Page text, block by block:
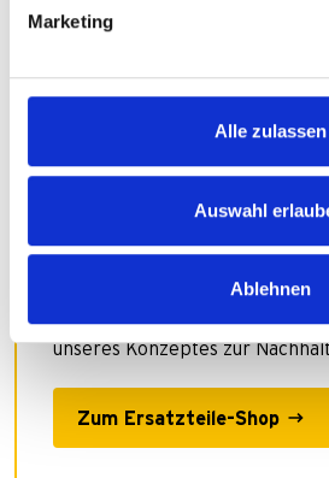
Marketing
Alle zulassen
Auswahl
Ablehnen
Brauchst du ein
Entdecke jetzt unseren
Verlängerung des
unseres Konzeptes zur
Zum Ersatzteile-Shop